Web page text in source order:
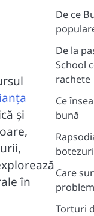
și
în
De ce
De la
School
rachete
Ce
bună
Care
Torturi